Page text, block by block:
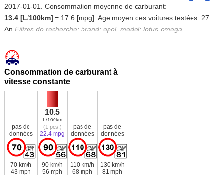
2017-01-01. Consommation moyenne de carburant:
13.4 [L/100km] = 17.6 [mpg]. Age moyen des voitures testées: 27
An Filtres de recherche: brand: opel, model: lotus-omega,
Consommation de carburant à
vitesse constante
pas de
données
10.5
L/100km
(1 pcs.)
22.4 mpg
pas de
données
pas de
données
70 km/h
43 mph
90 km/h
56 mph
110 km/h
68 mph
130 km/h
81 mph